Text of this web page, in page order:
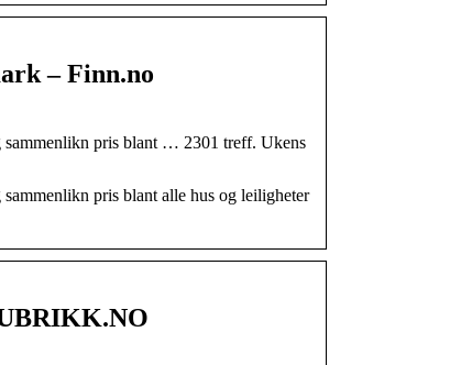
– Finn.no
pris blant … 2301 treff. Ukens
pris blant alle hus og leiligheter